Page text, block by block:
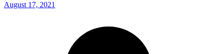
August 17, 2021